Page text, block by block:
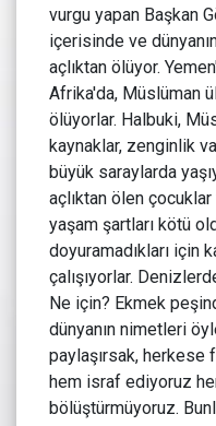
vurgu yapan Başkan
içerisinde ve
açlıktan ölüyor.
Afrika'da, Müslüman
ölüyorlar. Halbuki,
kaynaklar, zenginlik
büyük saraylarda
açlıktan ölen
yaşam şartları kötü
doyuramadıkları için
çalışıyorlar.
Ne için? Ekmek
dünyanın nimetleri
paylaşırsak, herkese
hem israf ediyoruz
bölüştürmüyoruz.